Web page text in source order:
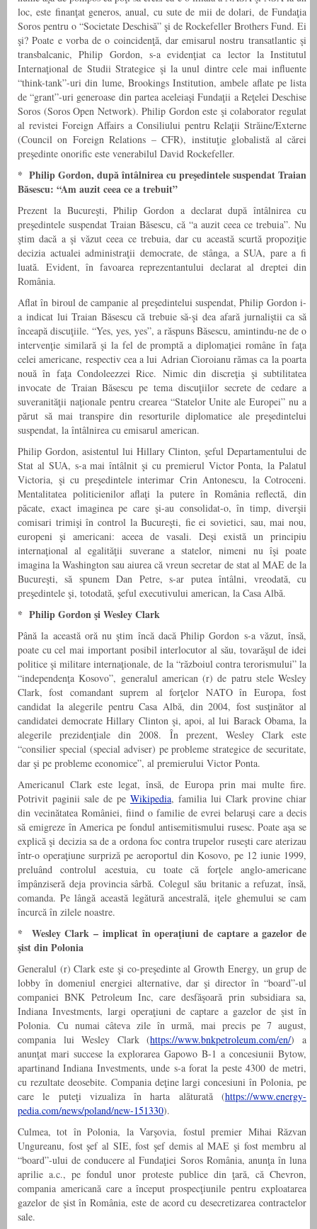
loc, este finanţat generos, anual, cu sute de mii de dolari, de Fundaţia
Soros pentru o “Societate Deschisă” şi de Rockefeller Brothers Fund. Ei
şi? Poate e vorba de o coincidenţă, dar emisarul nostru transatlantic şi
transbalcanic, Philip Gordon, s-a evidenţiat ca lector la Institutul
Internaţional de Studii Strategice şi la unul dintre cele mai influente
“think-tank”-uri din lume, Brookings Institution, ambele aflate pe lista
de “grant”-uri generoase din partea aceleiaşi Fundaţii a Reţelei Deschise
Soros (Soros Open Network). Philip Gordon este şi colaborator regulat
al revistei Foreign Affairs a Consiliului pentru Relaţii Străine/Externe
(Council on Foreign Relations – CFR), instituţie globalistă al cărei
preşedinte onorific este venerabilul David Rockefeller.
* Philip Gordon, după întâlnirea cu preşedintele suspendat Traian
Băsescu: “Am auzit ceea ce a trebuit”
Prezent la Bucureşti, Philip Gordon a declarat după întâlnirea cu
preşedintele suspendat Traian Băsescu, că “a auzit ceea ce trebuia”. Nu
ştim dacă a şi văzut ceea ce trebuia, dar cu această scurtă propoziţie
decizia actualei administraţii democrate, de stânga, a SUA, pare a fi
luată. Evident, în favoarea reprezentantului declarat al dreptei din
România.
Aflat în biroul de campanie al preşedintelui suspendat, Philip Gordon i-
a indicat lui Traian Băsescu că trebuie să-şi dea afară jurnaliştii ca să
înceapă discuţiile. “Yes, yes, yes”, a răspuns Băsescu, amintindu-ne de o
intervenţie similară şi la fel de promptă a diplomaţiei române în faţa
celei americane, respectiv cea a lui Adrian Cioroianu rămas ca la poarta
nouă în faţa Condoleezzei Rice. Nimic din discreţia şi subtilitatea
invocate de Traian Băsescu pe tema discuţiilor secrete de cedare a
suveranităţii naţionale pentru crearea “Statelor Unite ale Europei” nu a
părut să mai transpire din resorturile diplomatice ale preşedintelui
suspendat, la întâlnirea cu emisarul american.
Philip Gordon, asistentul lui Hillary Clinton, şeful Departamentului de
Stat al SUA, s-a mai întâlnit şi cu premierul Victor Ponta, la Palatul
Victoria, şi cu preşedintele interimar Crin Antonescu, la Cotroceni.
Mentalitatea politicienilor aflaţi la putere în România reflectă, din
păcate, exact imaginea pe care şi-au consolidat-o, în timp, diverşii
comisari trimişi în control la Bucureşti, fie ei sovietici, sau, mai nou,
europeni şi americani: aceea de vasali. Deşi există un principiu
internaţional al egalităţii suverane a statelor, nimeni nu îşi poate
imagina la Washington sau aiurea că vreun secretar de stat al MAE de la
Bucureşti, să spunem Dan Petre, s-ar putea întâlni, vreodată, cu
preşedintele şi, totodată, şeful executivului american, la Casa Albă.
* Philip Gordon şi Wesley Clark
Până la această oră nu ştim încă dacă Philip Gordon s-a văzut, însă,
poate cu cel mai important posibil interlocutor al său, tovarăşul de idei
politice şi militare internaţionale, de la “războiul contra terorismului” la
“independenţa Kosovo”, generalul american (r) de patru stele Wesley
Clark, fost comandant suprem al forţelor NATO în Europa, fost
candidat la alegerile pentru Casa Albă, din 2004, fost susţinător al
candidatei democrate Hillary Clinton şi, apoi, al lui Barack Obama, la
alegerile prezidenţiale din 2008. În prezent, Wesley Clark este
“consilier special (special adviser) pe probleme strategice de securitate,
dar şi pe probleme economice”, al premierului Victor Ponta.
Americanul Clark este legat, însă, de Europa prin mai multe fire.
Potrivit paginii sale de pe Wikipedia, familia lui Clark provine chiar
din vecinătatea României, fiind o familie de evrei belaruşi care a decis
să emigreze în America pe fondul antisemitismului rusesc. Poate aşa se
explică şi decizia sa de a ordona foc contra trupelor ruseşti care aterizau
într-o operaţiune surpriză pe aeroportul din Kosovo, pe 12 iunie 1999,
preluând controlul acestuia, cu toate că forţele anglo-americane
împânziseră deja provincia sârbă. Colegul său britanic a refuzat, însă,
comanda. Pe lângă această legătură ancestrală, iţele ghemului se cam
încurcă în zilele noastre.
* Wesley Clark – implicat în operaţiuni de captare a gazelor de
şist din Polonia
Generalul (r) Clark este şi co-preşedinte al Growth Energy, un grup de
lobby în domeniul energiei alternative, dar şi director în “board”-ul
companiei BNK Petroleum Inc, care desfăşoară prin subsidiara sa,
Indiana Investments, largi operaţiuni de captare a gazelor de şist în
Polonia. Cu numai câteva zile în urmă, mai precis pe 7 august,
compania lui Wesley Clark (https://www.bnkpetroleum.com/en/) a
anunţat mari succese la explorarea Gapowo B-1 a concesiunii Bytow,
apartinand Indiana Investments, unde s-a forat la peste 4300 de metri,
cu rezultate deosebite. Compania deţine largi concesiuni în Polonia, pe
care le puteţi vizualiza în harta alăturată (https://www.energy-
pedia.com/news/poland/new-151330).
Culmea, tot în Polonia, la Varşovia, fostul premier Mihai Răzvan
Ungureanu, fost şef al SIE, fost şef demis al MAE şi fost membru al
“board”-ului de conducere al Fundaţiei Soros România, anunţa în luna
aprilie a.c., pe fondul unor proteste publice din ţară, că Chevron,
compania americană care a început prospecţiunile pentru exploatarea
gazelor de şist în România, este de acord cu desecretizarea contractelor
sale.